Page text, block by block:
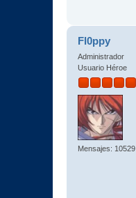
Fl0ppy
Administrador
Usuario Héroe
Mensajes: 10529